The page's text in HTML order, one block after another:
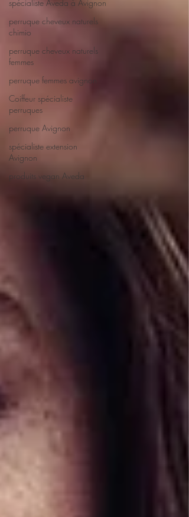
spécialiste Aveda à Avignon
perruque cheveux naturels
chimio
perruque cheveux naturels
femmes
perruque femmes avignon
Coiffeur spécialiste
perruques
perruque Avignon
spécialiste extension
Avignon
produits vegan Aveda